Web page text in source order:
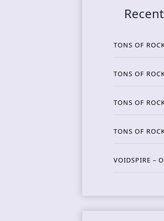
TONS OF
TONS OF
TONS OF
TONS OF
VOIDSPIRE –